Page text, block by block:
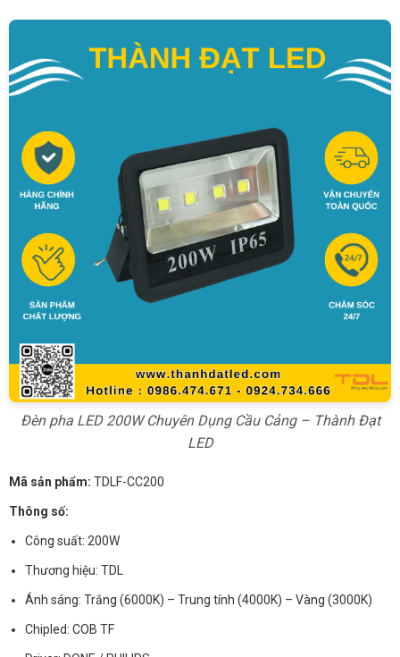
Đèn pha LED 200W Chuyên Dụng Cầu Cảng – Thành Đạt
LED
Mã sản phẩm: TDLF-CC200
Thông số:
Công suất: 200W
Thương hiệu: TDL
Ánh sáng: Trắng (6000K) – Trung tính (4000K) – Vàng (3000K)
Chipled: COB TF